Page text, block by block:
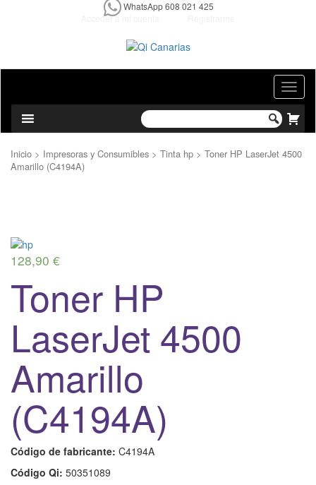
WhatsApp 608 021 425
Acceder a mi cuenta
T
o
g
g
e
Inicio > Impresoras y Consumibles > Tinta hp > Toner HP LaserJet 4500
Amarillo (C4194A)
128,90 €
Toner HP
LaserJet 4500
Amarillo
(C4194A)
Código de fabricante: C4194A
Código Qi: 50351089